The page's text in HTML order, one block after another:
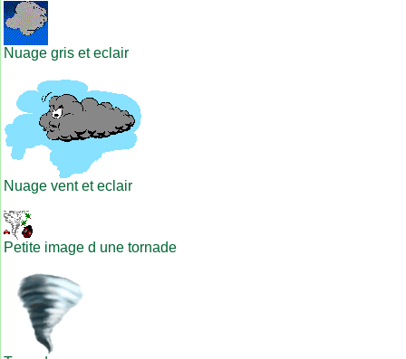
Nuage gris et eclair
Nuage vent et eclair
Petite image d une tornade